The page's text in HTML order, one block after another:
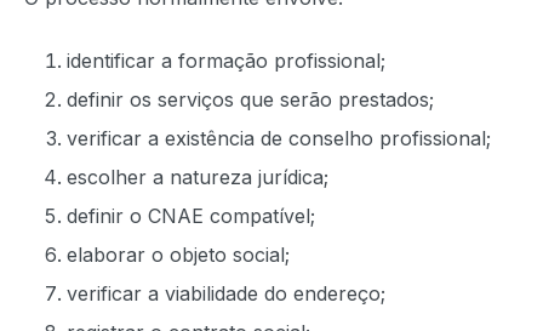
identificar a formação profissional;
definir os serviços que serão prestados;
verificar a existência de conselho profissional;
escolher a natureza jurídica;
definir o CNAE compatível;
elaborar o objeto social;
verificar a viabilidade do endereço;